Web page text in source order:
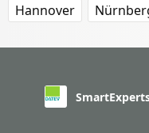
Hannover